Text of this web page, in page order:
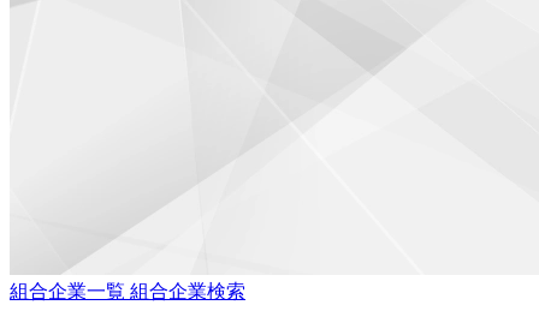
組合企業一覧 組合企業検索